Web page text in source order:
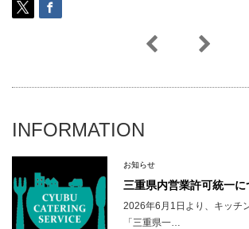
INFORMATION
お知らせ
三重県内営業許可統一に
2026年6月1日より、キッチ
「三重県一…